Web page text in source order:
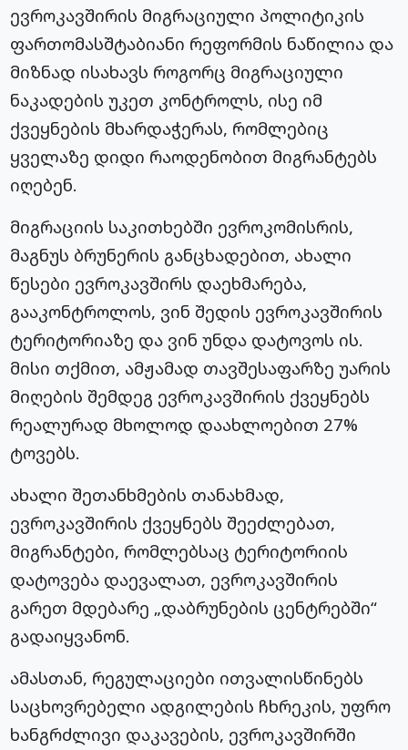
ევროკავშირის მიგრაციული პოლიტიკის
ფართომასშტაბიანი რეფორმის ნაწილია და
მიზნად ისახავს როგორც მიგრაციული
ნაკადების უკეთ კონტროლს, ისე იმ
ქვეყნების მხარდაჭერას, რომლებიც
ყველაზე დიდი რაოდენობით მიგრანტებს
იღებენ.
მიგრაციის საკითხებში ევროკომისრის,
მაგნუს ბრუნერის განცხადებით, ახალი
წესები ევროკავშირს დაეხმარება,
გააკონტროლოს, ვინ შედის ევროკავშირის
ტერიტორიაზე და ვინ უნდა დატოვოს ის.
მისი თქმით, ამჟამად თავშესაფარზე უარის
მიღების შემდეგ ევროკავშირის ქვეყნებს
რეალურად მხოლოდ დაახლოებით 27%
ტოვებს.
ახალი შეთანხმების თანახმად,
ევროკავშირის ქვეყნებს შეეძლებათ,
მიგრანტები, რომლებსაც ტერიტორიის
დატოვება დაევალათ, ევროკავშირის
გარეთ მდებარე „დაბრუნების ცენტრებში“
გადაიყვანონ.
ამასთან, რეგულაციები ითვალისწინებს
საცხოვრებელი ადგილების ჩხრეკის, უფრო
ხანგრძლივი დაკავების, ევროკავშირში